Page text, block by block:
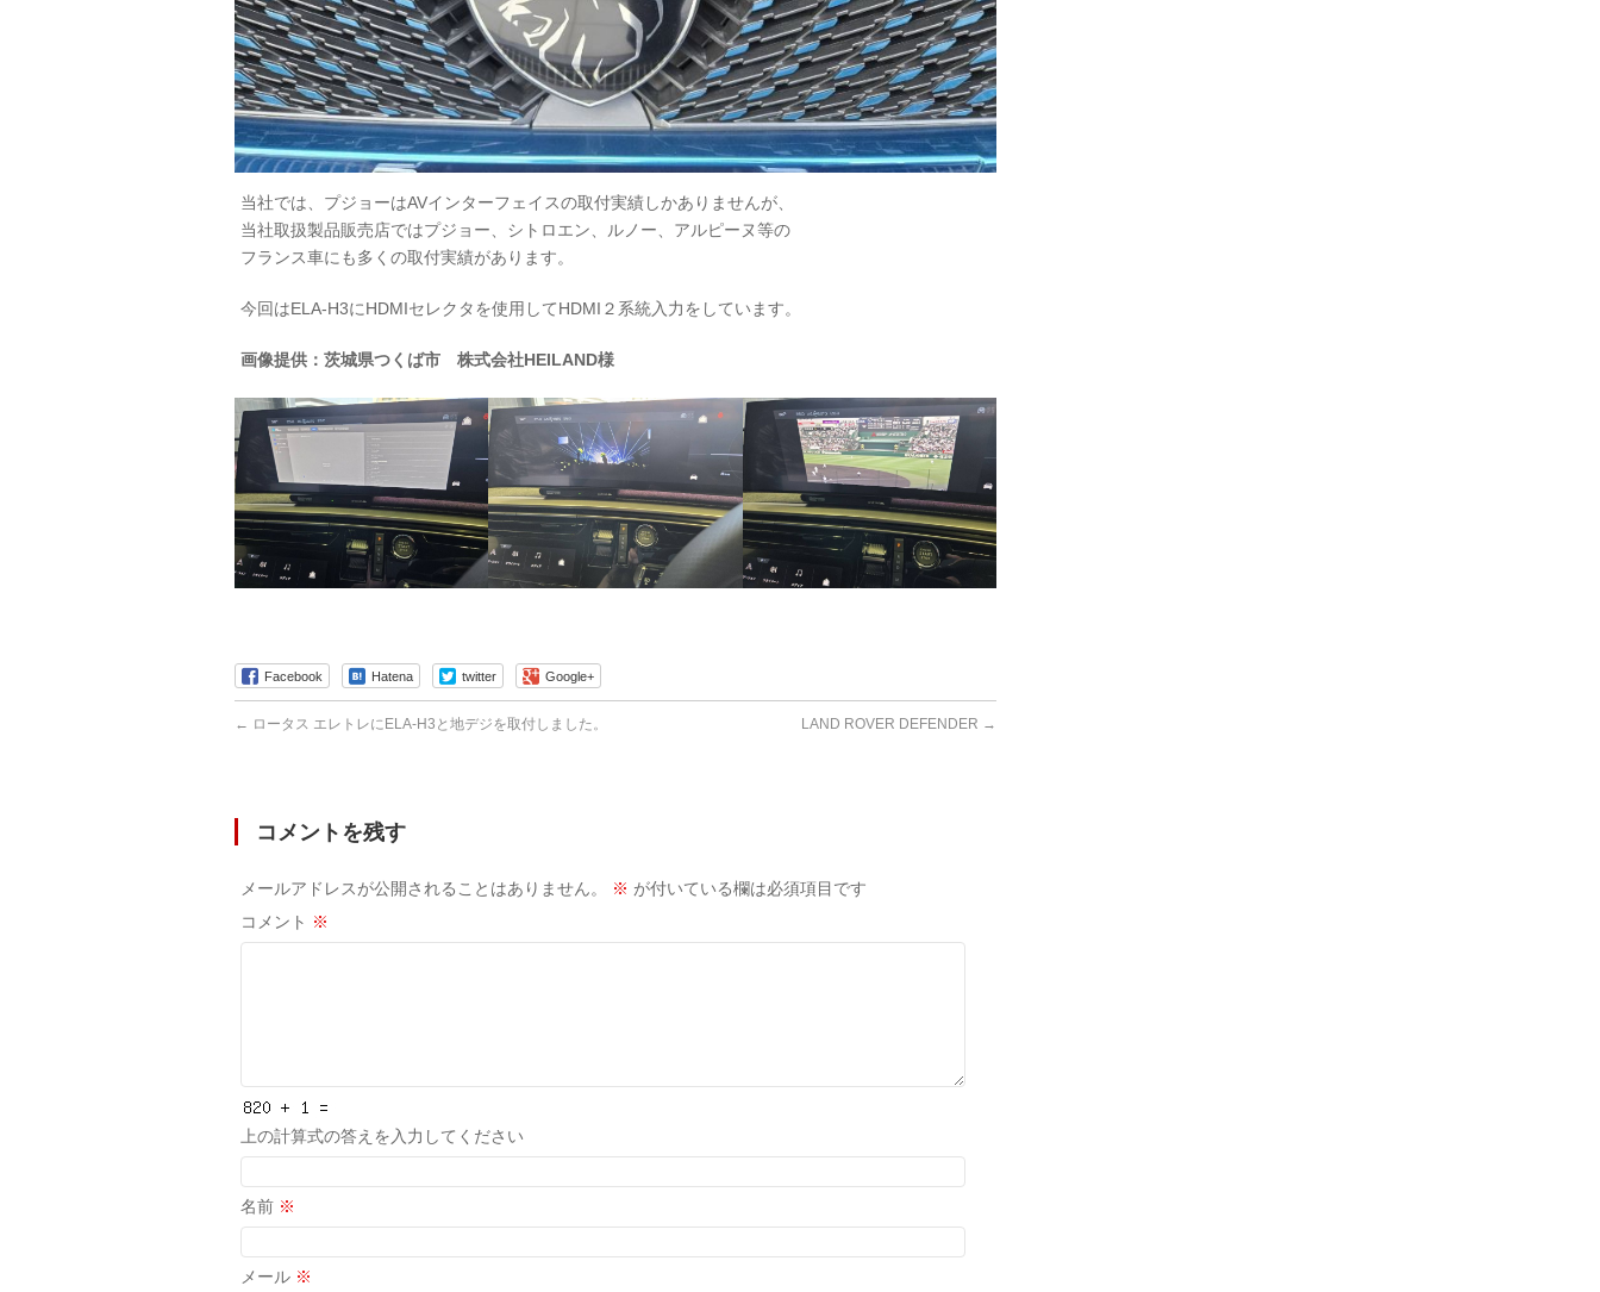
当社では、プジョーはAVインターフェイスの取付実績しかありませんが、
当社取扱製品販売店ではプジョー、シトロエン、ルノー、アルピーヌ等の
フランス車にも多くの取付実績があります。
今回はELA-H3にHDMIセレクタを使用してHDMI２系統入力をしています。
画像提供：茨城県つくば市 株式会社HEILAND様
Facebook Hatena twitter Google+
← ロータス エレトレにELA-H3と地デジを取付しました。 LAND ROVER DEFENDER →
コメントを残す
メールアドレスが公開されることはありません。 ※ が付いている欄は必須項目です
コメント ※
上の計算式の答えを入力してください
名前 ※
メール ※